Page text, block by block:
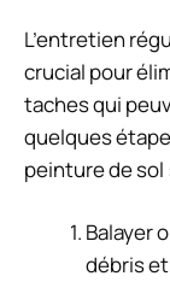
L’entretien
crucial pour
taches qui
quelques
peinture de sol
Balayer
débris